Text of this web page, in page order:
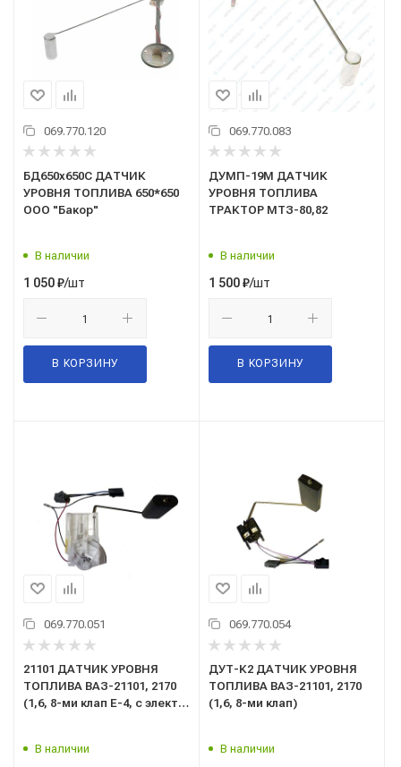
069.770.120
БД650х650C ДАТЧИК
УРОВНЯ ТОПЛИВА 650*650
ООО "Бакор"
В наличии
1 050₽/шт
В КОРЗИНУ
069.770.083
ДУМП-19М ДАТЧИК
УРОВНЯ ТОПЛИВА
ТРАКТОР МТЗ-80,82
В наличии
1 500₽/шт
В КОРЗИНУ
069.770.051
21101 ДАТЧИК УРОВНЯ
ТОПЛИВА ВАЗ-21101, 2170
(1,6, 8-ми клап Е-4, с электр.
В наличии
069.770.054
ДУТ-К2 ДАТЧИК УРОВНЯ
ТОПЛИВА ВАЗ-21101, 2170
(1,6, 8-ми клап)
В наличии